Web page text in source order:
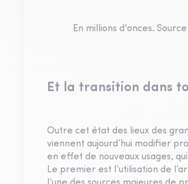
En millions d'onces.
Et la transition dans
Outre cet état des lieux des
viennent aujourd’hui modifier
en effet de nouveaux usages,
Le premier est l’utilisation de